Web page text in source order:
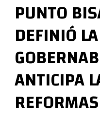
PUNTO
DEFINIÓ LA
ANTICIPA